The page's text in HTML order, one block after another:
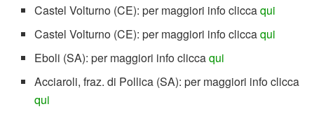
Castel Volturno (CE): per maggiori info cliccaqui
Castel Volturno (CE): per maggiori info cliccaqui
Eboli (SA): per maggiori info cliccaqui
Acciaroli, fraz. di Pollica (SA): per maggiori info clicca
qui